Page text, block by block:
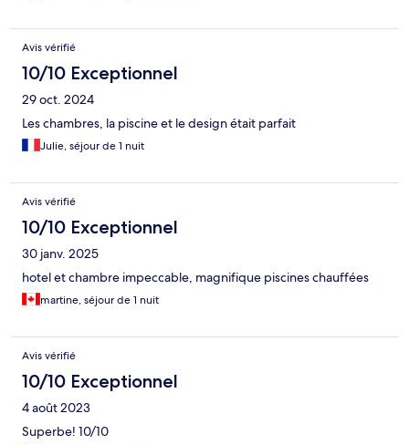
Avis vérifié
10/10 Exceptionnel
29 oct. 2024
Les chambres, la piscine et le design était parfait
Julie, séjour de 1 nuit
Avis vérifié
10/10 Exceptionnel
30 janv. 2025
hotel et chambre impeccable, magnifique piscines chauffées
martine, séjour de 1 nuit
Avis vérifié
10/10 Exceptionnel
4 août 2023
Superbe! 10/10